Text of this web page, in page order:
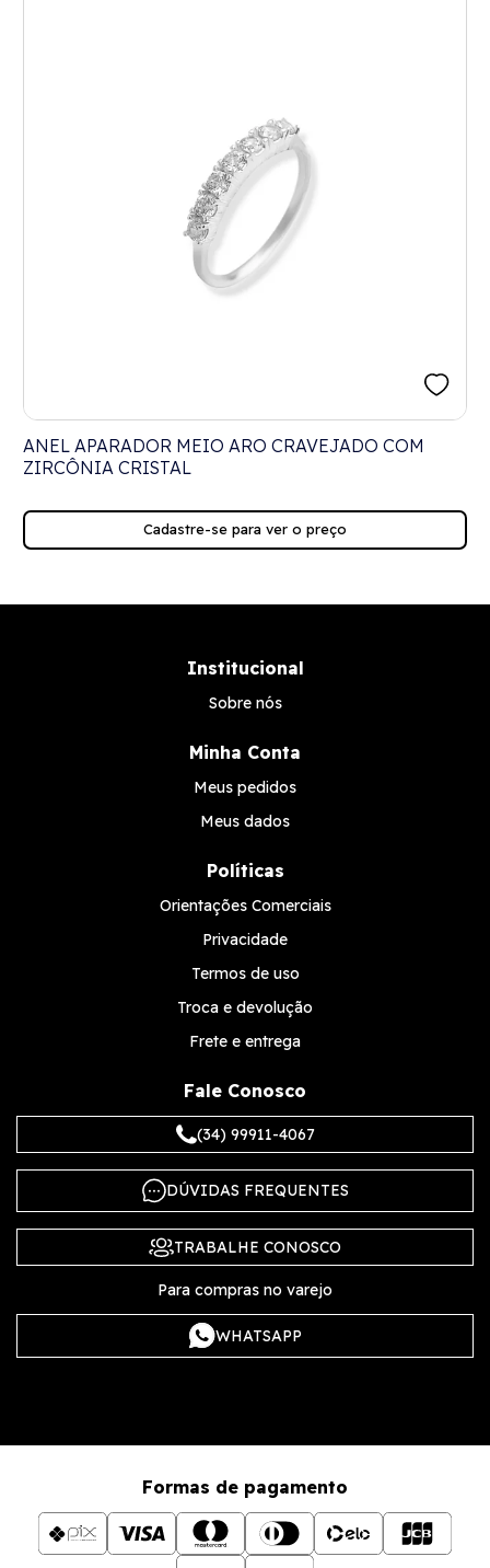
ANEL APARADOR MEIO ARO CRAVEJADO COM
ZIRCÔNIA CRISTAL
Cadastre-se para ver o preço
Institucional
Sobre nós
Minha Conta
Meus pedidos
Meus dados
Políticas
Orientações Comerciais
Privacidade
Termos de uso
Troca e devolução
Frete e entrega
Fale Conosco
(34) 99911-4067
DÚVIDAS FREQUENTES
TRABALHE CONOSCO
Para compras no varejo
WHATSAPP
Formas de pagamento